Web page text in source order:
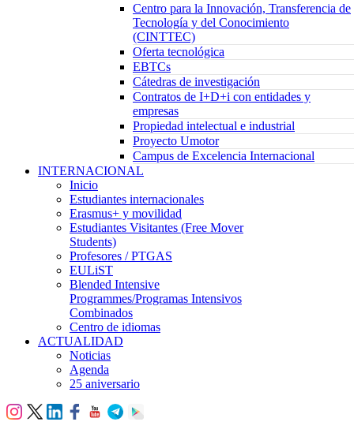
Centro para la Innovación, Transferencia de
Tecnología y del Conocimiento
(CINTTEC)
Oferta tecnológica
EBTCs
Cátedras de investigación
Contratos de I+D+i con entidades y
empresas
Propiedad intelectual e industrial
Proyecto Umotor
Campus de Excelencia Internacional
INTERNACIONAL
Inicio
Estudiantes internacionales
Erasmus+ y movilidad
Estudiantes Visitantes (Free Mover
Students)
Profesores / PTGAS
EULiST
Blended Intensive
Programmes/Programas Intensivos
Combinados
Centro de idiomas
ACTUALIDAD
Noticias
Agenda
25 aniversario